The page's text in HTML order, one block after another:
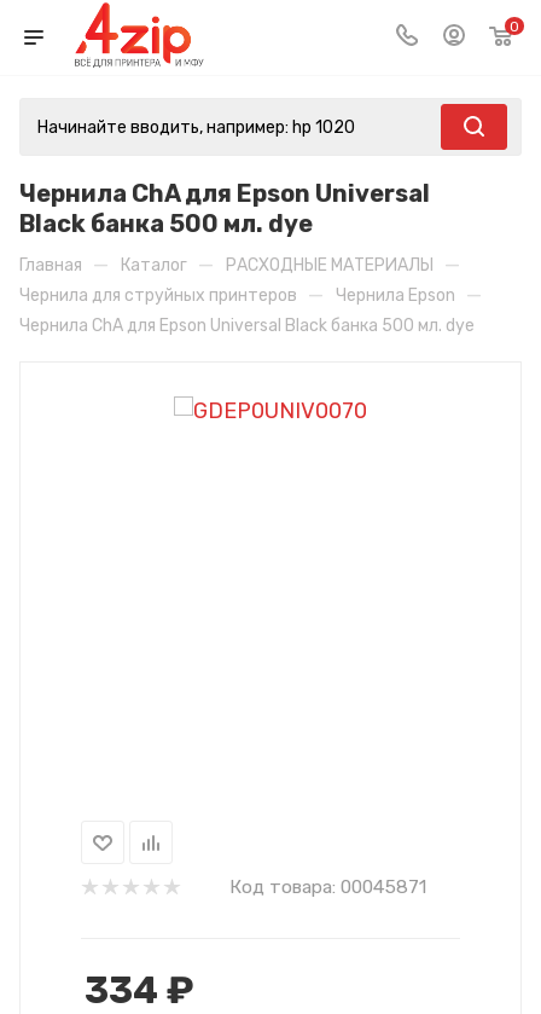
0
Чернила ChA для Epson Universal
Black банка 500 мл. dye
Главная — Каталог — РАСХОДНЫЕ МАТЕРИАЛЫ —
Чернила для струйных принтеров — Чернила Epson —
Чернила ChA для Epson Universal Black банка 500 мл. dye
Код товара: 00045871
334 ₽